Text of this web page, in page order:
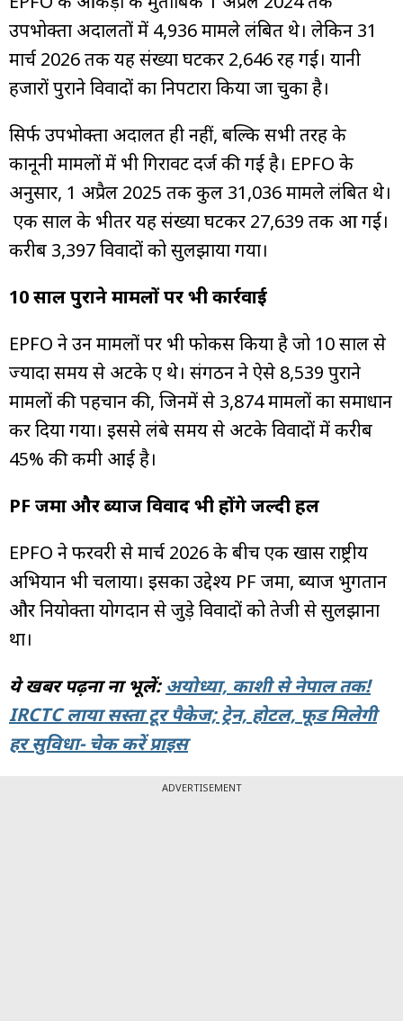
उपभोक्ता अदालतों में 4,936 मामले लंबित थे। लेकिन 31
मार्च 2026 तक यह संख्या घटकर 2,646 रह गई। यानी
हजारों पुराने विवादों का निपटारा किया जा चुका है।
सिर्फ उपभोक्ता अदालत ही नहीं, बल्कि सभी तरह के
कानूनी मामलों में भी गिरावट दर्ज की गई है। EPFO के
अनुसार, 1 अप्रैल 2025 तक कुल 31,036 मामले लंबित थे।
एक साल के भीतर यह संख्या घटकर 27,639 तक आ गई।
करीब 3,397 विवादों को सुलझाया गया।
10 साल पुराने मामलों पर भी कार्रवाई
EPFO ने उन मामलों पर भी फोकस किया है जो 10 साल से
ज्यादा समय से अटके हुए थे। संगठन ने ऐसे 8,539 पुराने
मामलों की पहचान की, जिनमें से 3,874 मामलों का समाधान
कर दिया गया। इससे लंबे समय से अटके विवादों में करीब
45% की कमी आई है।
PF जमा और ब्याज विवाद भी होंगे जल्दी हल
EPFO ने फरवरी से मार्च 2026 के बीच एक खास राष्ट्रीय
अभियान भी चलाया। इसका उद्देश्य PF जमा, ब्याज भुगतान
और नियोक्ता योगदान से जुड़े विवादों को तेजी से सुलझाना
था।
ये खबर पढ़ना ना भूलें: अयोध्या, काशी से नेपाल तक!
IRCTC लाया सस्ता टूर पैकेज; ट्रेन, होटल, फूड मिलेगी
हर सुविधा- चेक करें प्राइस
ADVERTISEMENT